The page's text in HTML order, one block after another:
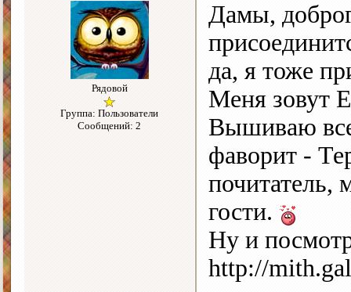
Рядовой
Группа: Пользователи
Сообщений: 2
Дамы,
да, я тоже
Меня зовут
Вышиваю
фаворит -
почитатель,
гости.
Ну и
http://